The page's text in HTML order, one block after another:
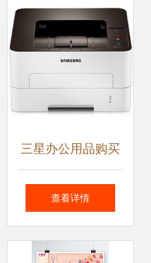
用品采购推荐
三星办公用品购买
指南 价格、正品比
查看详情